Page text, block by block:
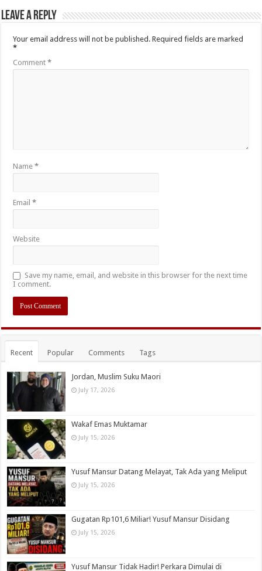
Leave a Reply
Your email address will not be published. Required fields are marked
*
Comment*
Name*
Email*
Website
Save my name, email, and website in this browser for the next time
I comment.
Recent Popular Comments Tags
Jordan, Muslim Suku Maori
July 17, 2026
Wakaf Emas Muktamar
July 15, 2026
Yusuf Mansur Datang Melayat, Tak Ada yang Meliput
July 15, 2026
Gugatan Rp101,6 Miliar! Yusuf Mansur Disidang
July 15, 2026
Yusuf Mansur Tidak Hadir! Perkara Dimulai di